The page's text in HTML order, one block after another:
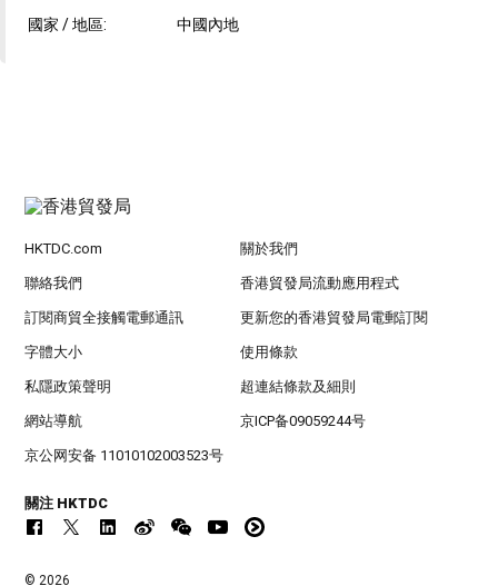
國家 / 地區:
中國內地
HKTDC.com 關於我們
聯絡我們 香港貿發局流動應用程式
訂閱商貿全接觸電郵通訊 更新您的香港貿發局電郵訂閱
字體大小 使用條款
私隱政策聲明 超連結條款及細則
網站導航 京ICP备09059244号
京公网安备 11010102003523号
關注 HKTDC
© 2026